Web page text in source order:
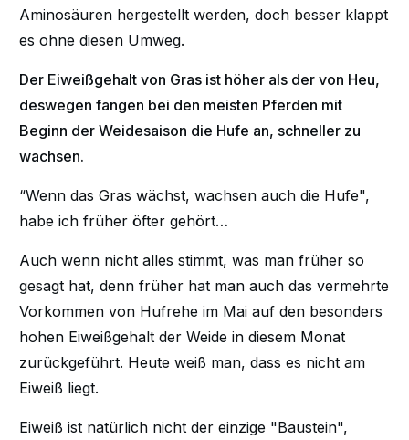
Aminosäuren hergestellt werden, doch besser klappt
es ohne diesen Umweg.
Der Eiweißgehalt von Gras ist höher als der von Heu,
deswegen fangen bei den meisten Pferden mit
Beginn der Weidesaison die Hufe an, schneller zu
wachsen.
“Wenn das Gras wächst, wachsen auch die Hufe",
habe ich früher öfter gehört…
Auch wenn nicht alles stimmt, was man früher so
gesagt hat, denn früher hat man auch das vermehrte
Vorkommen von Hufrehe im Mai auf den besonders
hohen Eiweißgehalt der Weide in diesem Monat
zurückgeführt. Heute weiß man, dass es nicht am
Eiweiß liegt.
Eiweiß ist natürlich nicht der einzige "Baustein",